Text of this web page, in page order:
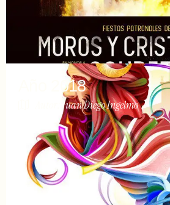
Año 2018
Autor: Juan Diego Ingelmo